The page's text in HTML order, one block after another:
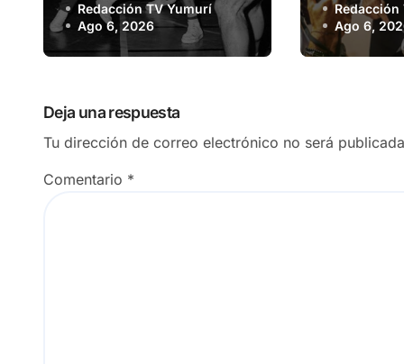
Redacción TV Yumurí
Ago 6, 2026
Redacción
Ago 6,
Deja una respuesta
Tu dirección de correo electrónico no será
Comentario *